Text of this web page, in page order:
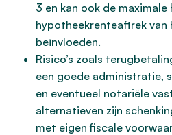
3 en kan ook de
hypotheekrenteaftrek
beïnvloeden.
Risico’s zoals
een goede administratie,
en eventueel notariële
alternatieven zijn
met eigen fiscale